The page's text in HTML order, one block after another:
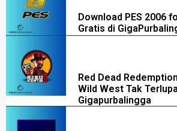
Download PES 2006
Gratis di
Red Dead
Wild West Tak
Gigapurbalingga